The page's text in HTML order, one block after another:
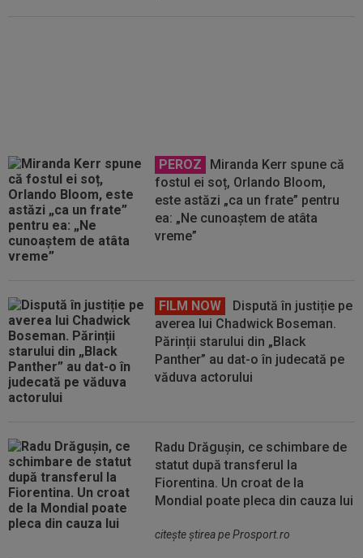
PEROZ
Miranda Kerr spune că
fostul ei soț, Orlando Bloom,
este astăzi „ca un frate” pentru
ea: „Ne cunoaștem de atâta
vreme”
FILM NOW
Dispută în justiție pe
averea lui Chadwick Boseman.
Părinții starului din „Black
Panther” au dat-o în judecată pe
văduva actorului
Radu Drăgușin, ce schimbare de
statut după transferul la
Fiorentina. Un croat de la
Mondial poate pleca din cauza lui
citeşte ştirea pe Prosport.ro